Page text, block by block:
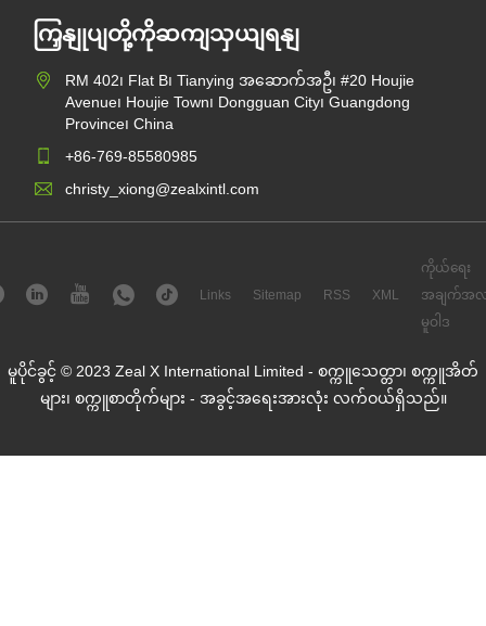
ကြှနျုပျတို့ကိုဆကျသှယျရနျ
RM 402၊ Flat B၊ Tianying အဆောက်အဦ၊ #20 Houjie
Avenue၊ Houjie Town၊ Dongguan City၊ Guangdong
Province၊ China
+86-769-85580985
christy_xiong@zealxintl.com
Links Sitemap RSS XML
ကိုယ်ရေး
အချက်အ
မူဝါဒ
မူပိုင်ခွင့် © 2023 Zeal X International Limited - စက္ကူသေတ္တာ၊ စက္ကူအိတ်
များ၊ စက္ကူစာတိုက်များ - အခွင့်အရေးအားလုံး လက်ဝယ်ရှိသည်။